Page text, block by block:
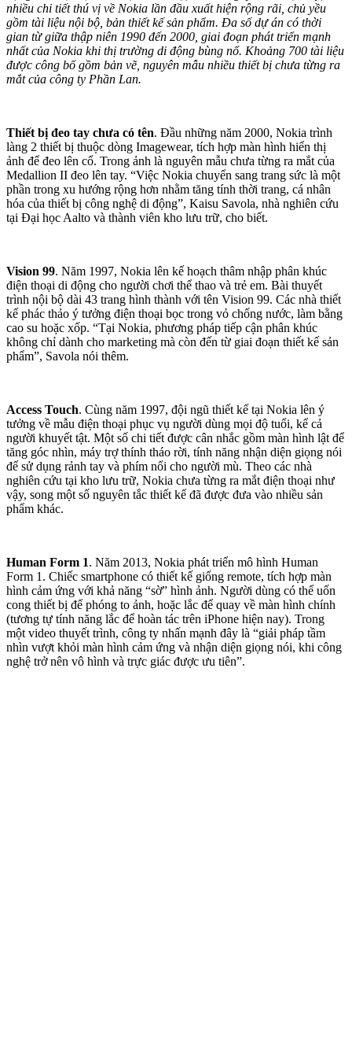
nhiều chi tiết thú vị về Nokia lần đầu xuất hiện rộng rãi, chủ yều
gồm tài liệu nội bộ, bản thiết kế sản phẩm. Đa số dự án có thời
gian từ giữa thập niên 1990 đến 2000, giai đoạn phát triển mạnh
nhất của Nokia khi thị trường di động bùng nổ. Khoảng 700 tài liệu
được công bố gồm bản vẽ, nguyên mẫu nhiều thiết bị chưa từng ra
mắt của công ty Phần Lan.
Thiết bị đeo tay chưa có tên. Đầu những năm 2000, Nokia trình
làng 2 thiết bị thuộc dòng Imagewear, tích hợp màn hình hiển thị
ảnh để đeo lên cổ. Trong ảnh là nguyên mẫu chưa từng ra mắt của
Medallion II đeo lên tay. “Việc Nokia chuyển sang trang sức là một
phần trong xu hướng rộng hơn nhằm tăng tính thời trang, cá nhân
hóa của thiết bị công nghệ di động”, Kaisu Savola, nhà nghiên cứu
tại Đại học Aalto và thành viên kho lưu trữ, cho biết.
Vision 99. Năm 1997, Nokia lên kế hoạch thâm nhập phân khúc
điện thoại di động cho người chơi thể thao và trẻ em. Bài thuyết
trình nội bộ dài 43 trang hình thành với tên Vision 99. Các nhà thiết
kế phác thảo ý tưởng điện thoại bọc trong vỏ chống nước, làm bằng
cao su hoặc xốp. “Tại Nokia, phương pháp tiếp cận phân khúc
không chỉ dành cho marketing mà còn đến từ giai đoạn thiết kế sản
phẩm”, Savola nói thêm.
Access Touch. Cùng năm 1997, đội ngũ thiết kế tại Nokia lên ý
tưởng về mẫu điện thoại phục vụ người dùng mọi độ tuổi, kể cả
người khuyết tật. Một số chi tiết được cân nhắc gồm màn hình lật để
tăng góc nhìn, máy trợ thính tháo rời, tính năng nhận diện giọng nói
để sử dụng rảnh tay và phím nổi cho người mù. Theo các nhà
nghiên cứu tại kho lưu trữ, Nokia chưa từng ra mắt điện thoại như
vậy, song một số nguyên tắc thiết kế đã được đưa vào nhiều sản
phẩm khác.
Human Form 1. Năm 2013, Nokia phát triển mô hình Human
Form 1. Chiếc smartphone có thiết kế giống remote, tích hợp màn
hình cảm ứng với khả năng “sờ” hình ảnh. Người dùng có thể uốn
cong thiết bị để phóng to ảnh, hoặc lắc để quay về màn hình chính
(tương tự tính năng lắc để hoàn tác trên iPhone hiện nay). Trong
một video thuyết trình, công ty nhấn mạnh đây là “giải pháp tầm
nhìn vượt khỏi màn hình cảm ứng và nhận diện giọng nói, khi công
nghệ trở nên vô hình và trực giác được ưu tiên”.